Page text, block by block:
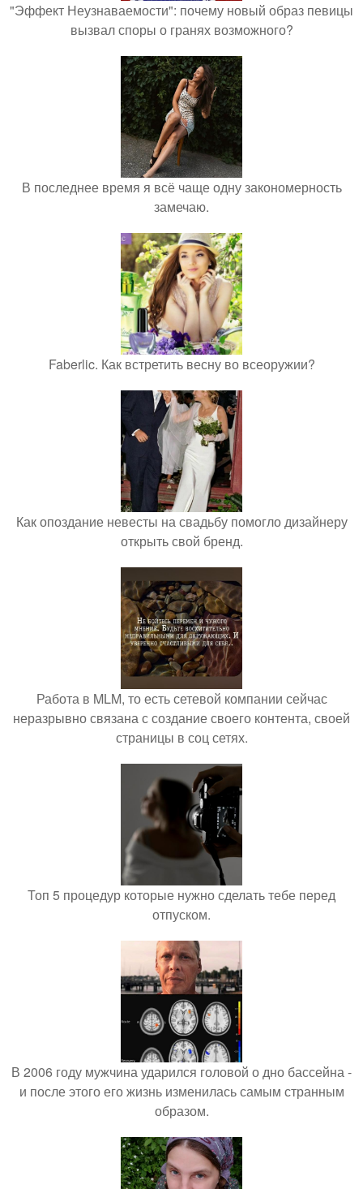
"Эффект Неузнаваемости": почему новый образ певицы
вызвал споры о гранях возможного?
В последнее время я всё чаще одну закономерность
замечаю.
Faberlic. Как встретить весну во всеоружии?
Как опоздание невесты на свадьбу помогло дизайнеру
открыть свой бренд.
Работа в MLM, то есть сетевой компании сейчас
неразрывно связана с создание своего контента, своей
страницы в соц сетях.
Топ 5 процедур которые нужно сделать тебе перед
отпуском.
В 2006 году мужчина ударился головой о дно бассейна -
и после этого его жизнь изменилась самым странным
образом.